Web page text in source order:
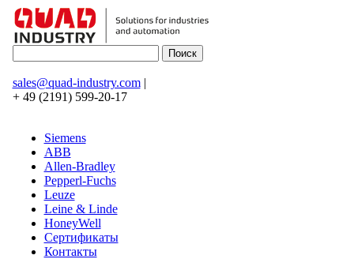
sales@quad-industry.com|
+ 49 (2191) 599-20-17
Siemens
ABB
Allen-Bradley
Pepperl-Fuchs
Leuze
Leine & Linde
HoneyWell
Сертификаты
Контакты